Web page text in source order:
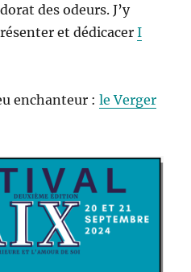
des odeurs. J’y
et dédicacerI
enchanteur :le Verger